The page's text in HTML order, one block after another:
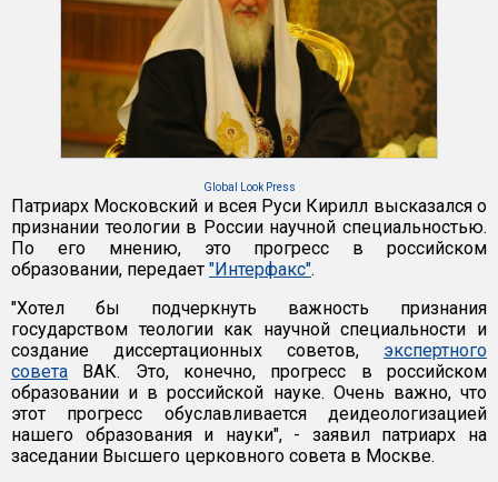
Global Look Press
Патриарх Московский и всея Руси Кирилл высказался о
признании теологии в России научной специальностью.
По его мнению, это прогресс в российском
образовании, передает "Интерфакс".
"Хотел бы подчеркнуть важность признания
государством теологии как научной специальности и
создание диссертационных советов, экспертного
совета ВАК. Это, конечно, прогресс в российском
образовании и в российской науке. Очень важно, что
этот прогресс обуславливается деидеологизацией
нашего образования и науки", - заявил патриарх на
заседании Высшего церковного совета в Москве.